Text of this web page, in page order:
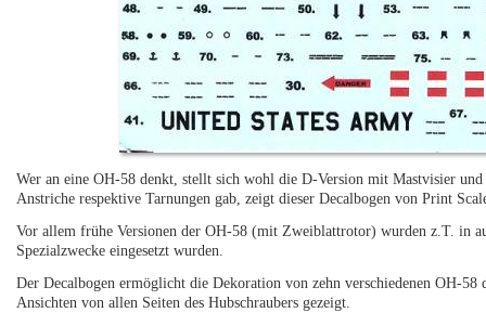
Wer an eine OH-58 denkt, stellt sich wohl die D-Version mit Mastvisier
Anstriche respektive Tarnungen gab, zeigt dieser Decalbogen von Print
Vor allem frühe Versionen der OH-58 (mit Zweiblattrotor) wurden z.T. in
Spezialzwecke eingesetzt wurden.
Der Decalbogen ermöglicht die Dekoration von zehn verschiedenen OH-58
Ansichten von allen Seiten des Hubschraubers gezeigt.